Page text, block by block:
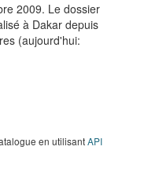
2009. Le dossier
à Dakar depuis
(aujourd'hui:
en utilisantAPI